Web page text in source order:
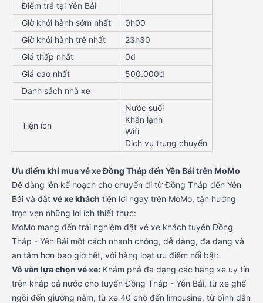
Điểm trả tại Yên Bái
Giờ khởi hành sớm nhất
0h00
Giờ khởi hành trễ nhất
23h30
Giá thấp nhất
0đ
Giá cao nhất
500.000đ
Danh sách nhà xe
Tiện ích
Nước suối
Khăn lạnh
Wifi
Dịch vụ trung chuyển
Ưu điểm khi mua vé xe Đồng Tháp đến Yên Bái trên MoMo
Dễ dàng lên kế hoạch cho chuyến đi từ Đồng Tháp đến Yên
Bái và đặt vé xe khách tiện lợi ngay trên MoMo, tận hưởng
trọn vẹn những lợi ích thiết thực:
MoMo mang đến trải nghiệm đặt vé xe khách tuyến Đồng
Tháp - Yên Bái một cách nhanh chóng, dễ dàng, đa dạng và
an tâm hơn bao giờ hết, với hàng loạt ưu điểm nổi bật:
Vô vàn lựa chọn vé xe: Khám phá đa dạng các hãng xe uy tín
trên khắp cả nước cho tuyến Đồng Tháp - Yên Bái, từ xe ghế
ngồi đến giường nằm, từ xe 40 chỗ đến limousine, từ bình dân